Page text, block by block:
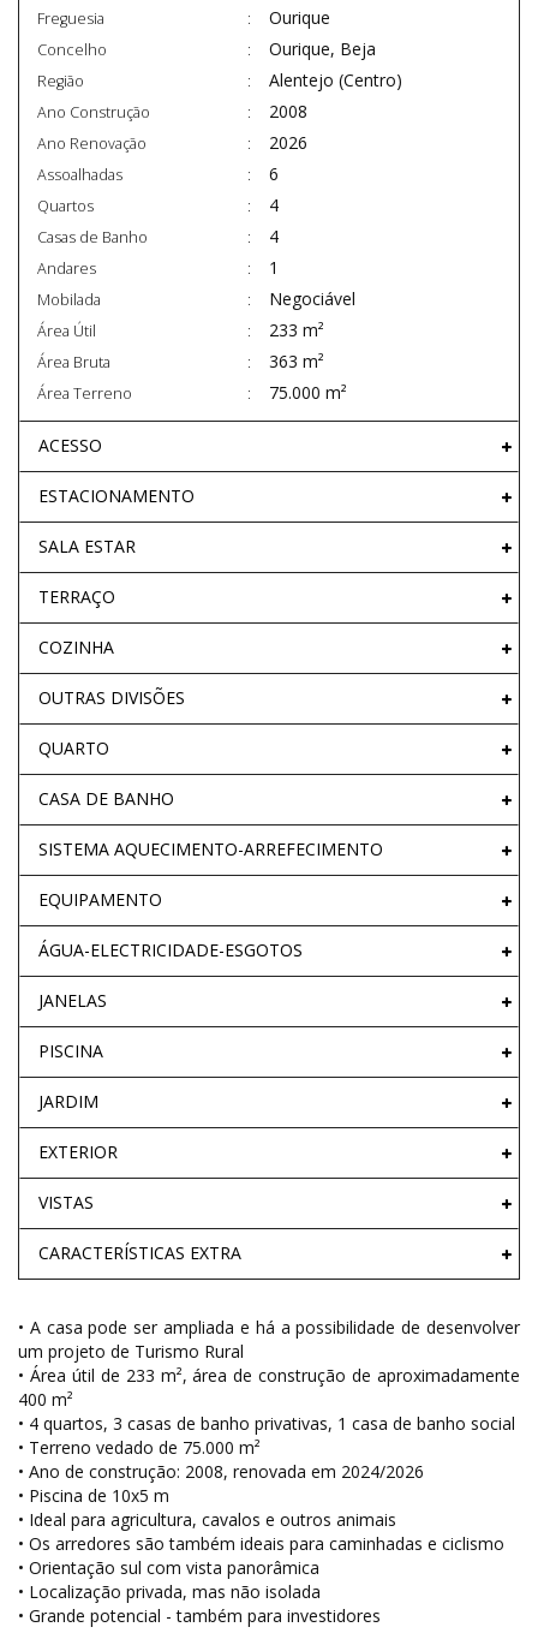
Freguesia Ourique
Concelho Ourique, Beja
Região Alentejo (Centro)
Ano Construção 2008
Ano Renovação 2026
Assoalhadas 6
Quartos 4
Casas de Banho 4
Andares 1
Mobilada Negociável
Área Útil 233 m²
Área Bruta 363 m²
Área Terreno 75.000 m²
ACESSO
ESTACIONAMENTO
SALA ESTAR
TERRAÇO
COZINHA
OUTRAS DIVISÕES
QUARTO
CASA DE BANHO
SISTEMA AQUECIMENTO-ARREFECIMENTO
EQUIPAMENTO
ÁGUA-ELECTRICIDADE-ESGOTOS
JANELAS
PISCINA
JARDIM
EXTERIOR
VISTAS
CARACTERÍSTICAS EXTRA
• A casa pode ser ampliada e há a possibilidade de desenvolver
um projeto de Turismo Rural
• Área útil de 233 m², área de construção de aproximadamente
400 m²
• 4 quartos, 3 casas de banho privativas, 1 casa de banho social
• Terreno vedado de 75.000 m²
• Ano de construção: 2008, renovada em 2024/2026
• Piscina de 10x5 m
• Ideal para agricultura, cavalos e outros animais
• Os arredores são também ideais para caminhadas e ciclismo
• Orientação sul com vista panorâmica
• Localização privada, mas não isolada
• Grande potencial - também para investidores